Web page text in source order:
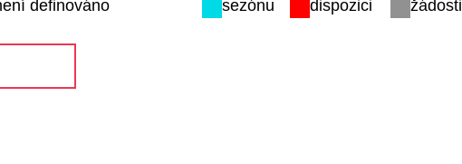
definováno
sezónu
dispozici
žádosti